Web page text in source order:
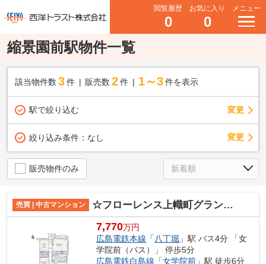
閲覧履歴
0
お気に入り
0
メニュー
縮景園前駅物件一覧
該当物件数 3件 販売数 2 件 1～3 件を表示
駅で絞り込む 変更
絞り込み条件： なし 変更
販売物件のみ
売買 | 中古マンション ☆フローレンス上幟町グランドアーク☆
7,770万円
広島電鉄本線 「八丁堀 」駅 バス4分 「女
学院前（バス）」 停歩5分
広島電鉄白島線 「女学院前 」駅 徒歩6分